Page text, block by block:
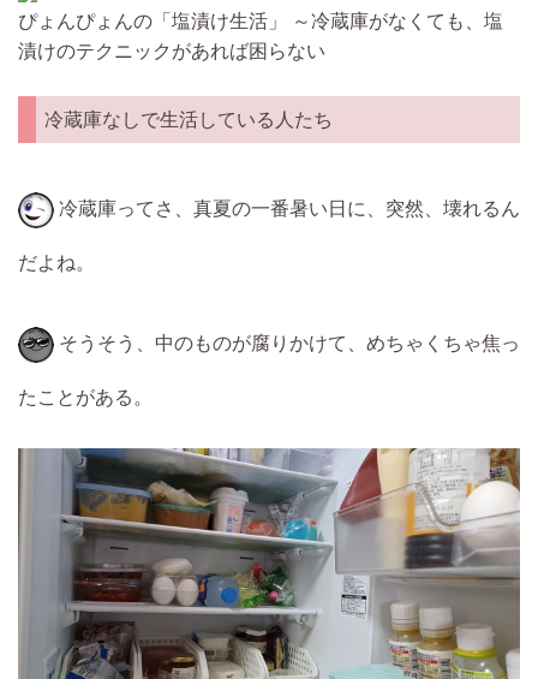
ぴょんぴょんの「塩漬け生活」 ～冷蔵庫がなくても、塩
漬けのテクニックがあれば困らない
冷蔵庫なしで生活している人たち
冷蔵庫ってさ、真夏の一番暑い日に、突然、壊れるん
だよね。
そうそう、中のものが腐りかけて、めちゃくちゃ焦っ
たことがある。